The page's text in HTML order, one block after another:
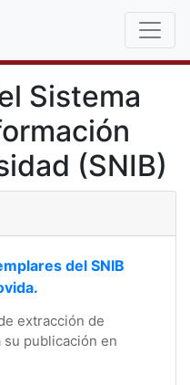
Sistema
(SNIB)
del SNIB
extracción de
publicación en